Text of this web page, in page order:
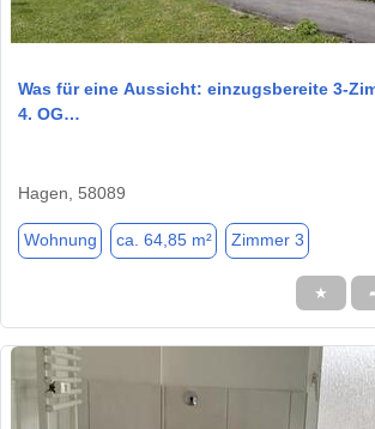
Was für eine Aussicht: einzugsbereite 3-
4. OG…
Hagen, 58089
Wohnung ca. 64,85 m² Zimmer 3
★